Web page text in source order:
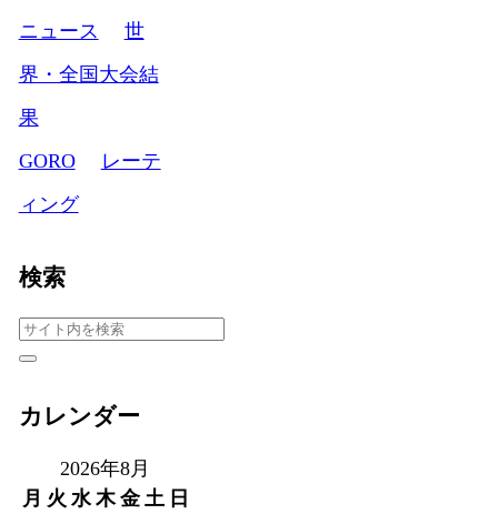
ニュース
世
界・全国大会結
果
GORO
レーテ
ィング
検索
カレンダー
2026年8月
月 火 水 木 金 土 日